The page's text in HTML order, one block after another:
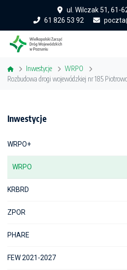
ul. Wilczak 51, 61-
61 826 53 92
Inwestycje
WRPO
Rozbudowa drogi wojewódzkiej nr 185
Inwestycje
WRPO+
WRPO
KRBRD
ZPOR
PHARE
FEW 2021-2027